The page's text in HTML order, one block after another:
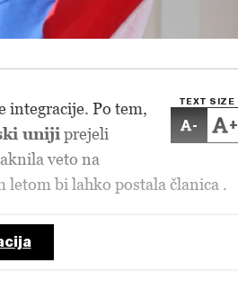
TEXT SIZE
- +
integracije. Po tem,
uniji prejeli
veto na
letom bi lahko postala članica .